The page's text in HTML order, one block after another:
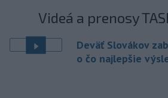
Videá a prenosy
Deväť Slovákov
o čo najlepšie